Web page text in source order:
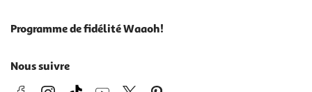
Programme de fidélité Waaoh!
Nous suivre